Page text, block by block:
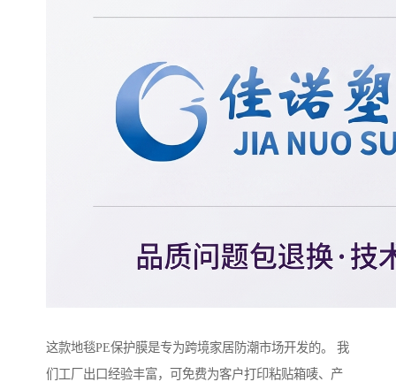
这款地毯PE保护膜是专为跨境家居防潮市场开发的。 我
们工厂出口经验丰富，可免费为客户打印粘贴箱唛、产